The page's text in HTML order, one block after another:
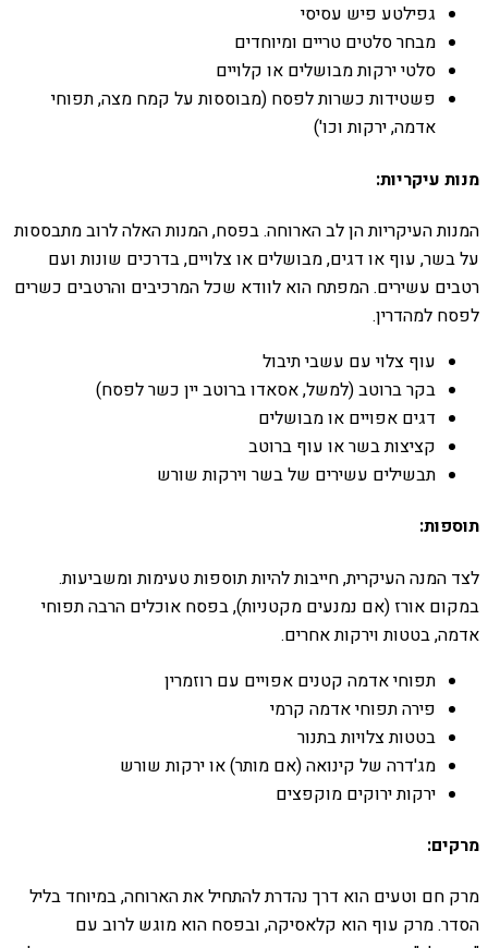
גפילטע פיש עסיסי
מבחר סלטים טריים ומיוחדים
סלטי ירקות מבושלים או קלויים
פשטידות כשרות לפסח (מבוססות על קמח מצה, תפוחי
אדמה, ירקות וכו')
מנות עיקריות:
המנות העיקריות הן לב הארוחה. בפסח, המנות האלה לרוב מתבססות
על בשר, עוף או דגים, מבושלים או צלויים, בדרכים שונות ועם
רטבים עשירים. המפתח הוא לוודא שכל המרכיבים והרטבים כשרים
לפסח למהדרין.
עוף צלוי עם עשבי תיבול
בקר ברוטב (למשל, אסאדו ברוטב יין כשר לפסח)
דגים אפויים או מבושלים
קציצות בשר או עוף ברוטב
תבשילים עשירים של בשר וירקות שורש
תוספות:
לצד המנה העיקרית, חייבות להיות תוספות טעימות ומשביעות.
במקום אורז (אם נמנעים מקטניות), בפסח אוכלים הרבה תפוחי
אדמה, בטטות וירקות אחרים.
תפוחי אדמה קטנים אפויים עם רוזמרין
פירה תפוחי אדמה קרמי
בטטות צלויות בתנור
מג'דרה של קינואה (אם מותר) או ירקות שורש
ירקות ירוקים מוקפצים
מרקים:
מרק חם וטעים הוא דרך נהדרת להתחיל את הארוחה, במיוחד בליל
הסדר. מרק עוף הוא קלאסיקה, ובפסח הוא מוגש לרוב עם